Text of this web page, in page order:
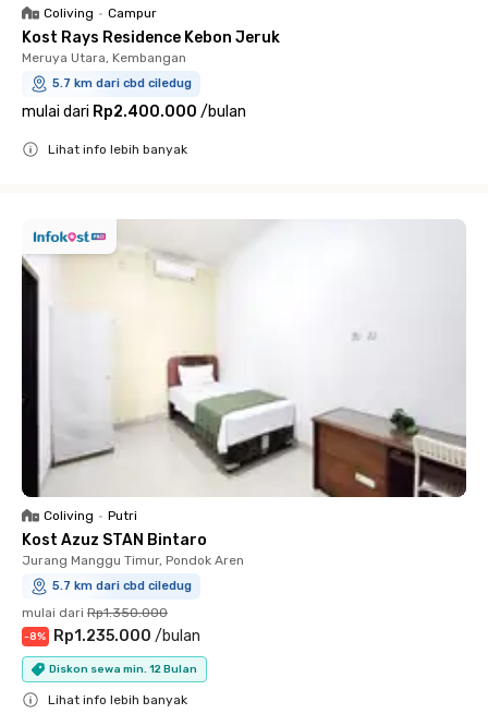
Coliving • Campur
Kost Rays Residence Kebon Jeruk
Meruya Utara, Kembangan
5.7 km dari cbd ciledug
mulai dari Rp2.400.000 /bulan
Lihat info lebih banyak
Coliving • Putri
Kost Azuz STAN Bintaro
Jurang Manggu Timur, Pondok Aren
5.7 km dari cbd ciledug
mulai dari Rp1.350.000
-8% Rp1.235.000 /bulan
Diskon sewa min. 12 Bulan
Lihat info lebih banyak